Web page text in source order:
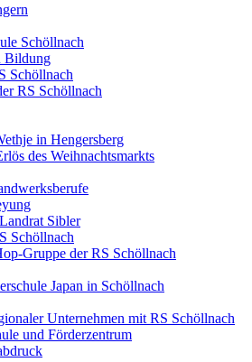
Schöllnach
Bildung
Schöllnach
RS Schöllnach
in Hengersberg
des Weihnachtsmarkts
Sibler
Schöllnach
Gruppe der RS Schöllnach
Japan in Schöllnach
Unternehmen mit RS Schöllnach
und Förderzentrum